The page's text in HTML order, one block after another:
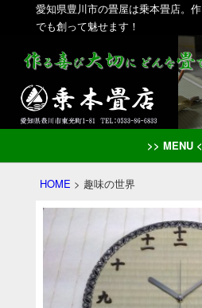
愛知県豊川市の畳屋は乗本畳店。
でも創って魅せます！
>> MENU
HOME > 趣味の世界